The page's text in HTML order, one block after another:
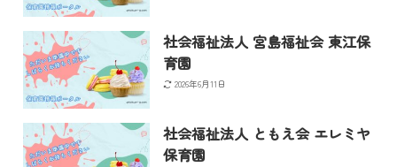
社会福祉法人 宮島福祉会 東江保
育園
2026年6月11日
社会福祉法人 ともえ会 エレミヤ
保育園